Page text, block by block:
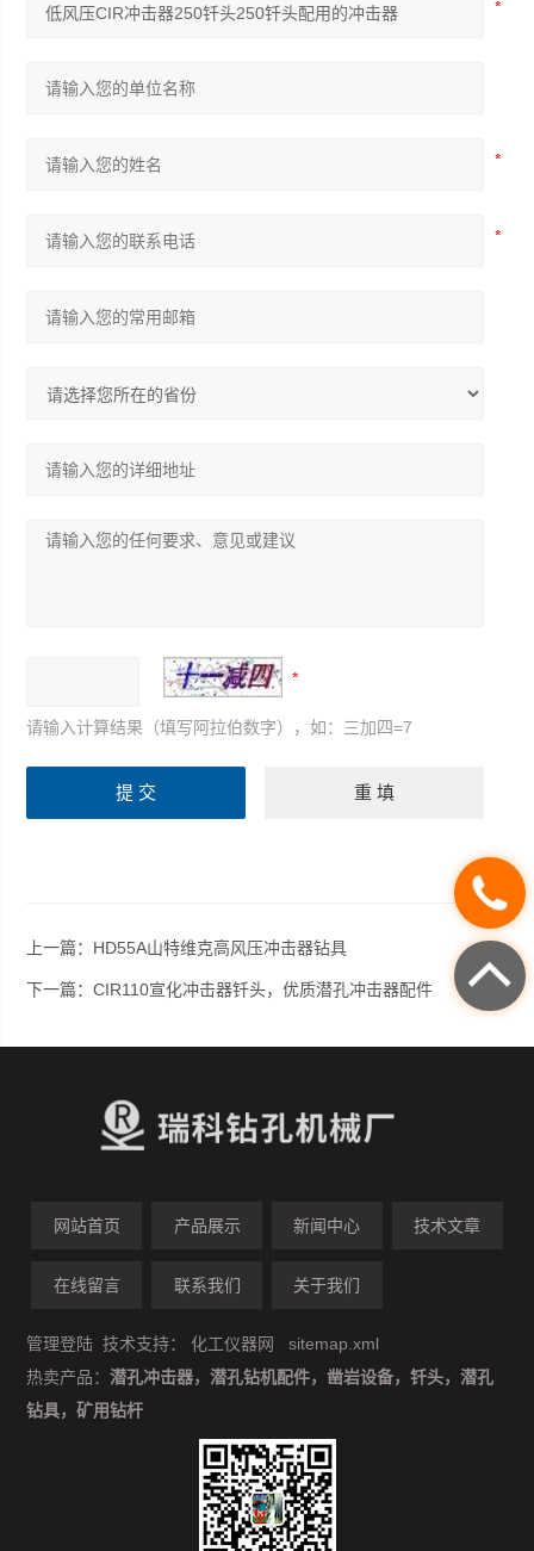
请输入计算结果（填写阿拉伯数字），如：三加四=7
上一篇： HD55A山特维克高风压冲击器钻具
下一篇：CIR110宣化冲击器钎头，优质潜孔冲击器配件
网站首页 产品展示 新闻中心 技术文章
在线留言 联系我们 关于我们
管理登陆 技术支持：化工仪器网
sitemap.xml
热卖产品：潜孔冲击器，潜孔钻机配件，凿岩设备，钎头，潜孔
钻具，矿用钻杆